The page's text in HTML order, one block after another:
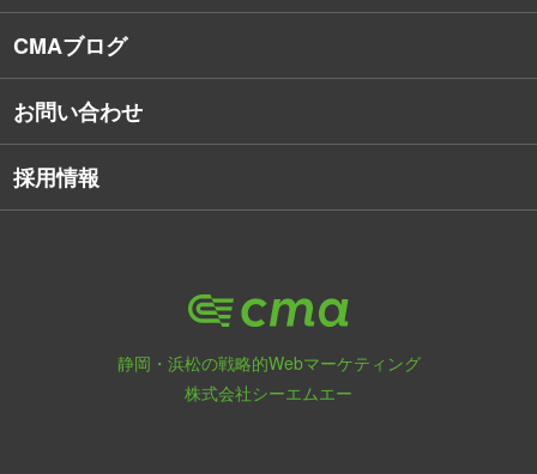
CMAブログ
お問い合わせ
採用情報
静岡・浜松の戦略的Webマーケティング
株式会社シーエムエー